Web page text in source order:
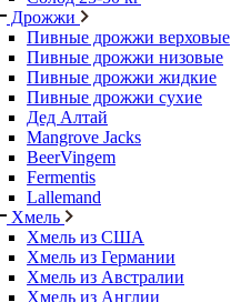
Дрожжи
Пивные дрожжи верховые
Пивные дрожжи низовые
Пивные дрожжи жидкие
Пивные дрожжи сухие
Дед Алтай
Mangrove Jacks
BeerVingem
Fermentis
Lallemand
Хмель
Хмель из США
Хмель из Германии
Хмель из Австралии
Хмель из Англии